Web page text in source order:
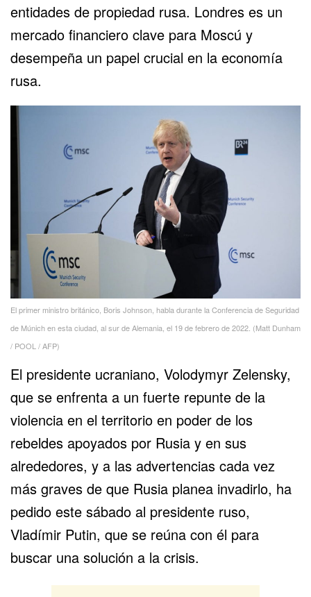
entidades de propiedad rusa. Londres es un
mercado financiero clave para Moscú y
desempeña un papel crucial en la economía
rusa.
El primer ministro británico, Boris Johnson, habla durante la Conferencia de Seguridad
de Múnich en esta ciudad, al sur de Alemania, el 19 de febrero de 2022. (Matt Dunham
/ POOL / AFP)
El presidente ucraniano, Volodymyr Zelensky,
que se enfrenta a un fuerte repunte de la
violencia en el territorio en poder de los
rebeldes apoyados por Rusia y en sus
alrededores, y a las advertencias cada vez
más graves de que Rusia planea invadirlo, ha
pedido este sábado al presidente ruso,
Vladímir Putin, que se reúna con él para
buscar una solución a la crisis.